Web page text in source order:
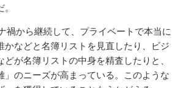
禍から継続して、プライベートで本当に
かなどと名簿リストを見直したり、ビジ
が名簿リストの中身を精査したりと、
」のニーズが高まっている。このような